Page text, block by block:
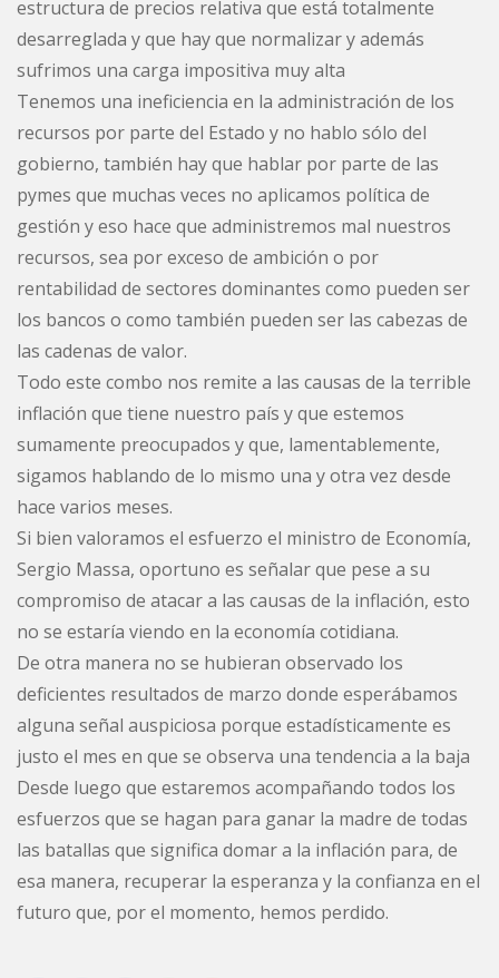
estructura de precios relativa que está totalmente
desarreglada y que hay que normalizar y además
sufrimos una carga impositiva muy alta
Tenemos una ineficiencia en la administración de los
recursos por parte del Estado y no hablo sólo del
gobierno, también hay que hablar por parte de las
pymes que muchas veces no aplicamos política de
gestión y eso hace que administremos mal nuestros
recursos, sea por exceso de ambición o por
rentabilidad de sectores dominantes como pueden ser
los bancos o como también pueden ser las cabezas de
las cadenas de valor.
Todo este combo nos remite a las causas de la terrible
inflación que tiene nuestro país y que estemos
sumamente preocupados y que, lamentablemente,
sigamos hablando de lo mismo una y otra vez desde
hace varios meses.
Si bien valoramos el esfuerzo el ministro de Economía,
Sergio Massa, oportuno es señalar que pese a su
compromiso de atacar a las causas de la inflación, esto
no se estaría viendo en la economía cotidiana.
De otra manera no se hubieran observado los
deficientes resultados de marzo donde esperábamos
alguna señal auspiciosa porque estadísticamente es
justo el mes en que se observa una tendencia a la baja
Desde luego que estaremos acompañando todos los
esfuerzos que se hagan para ganar la madre de todas
las batallas que significa domar a la inflación para, de
esa manera, recuperar la esperanza y la confianza en el
futuro que, por el momento, hemos perdido.